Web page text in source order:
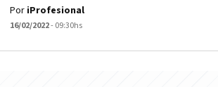
Por iProfesional
16/02/2022- 09:30hs